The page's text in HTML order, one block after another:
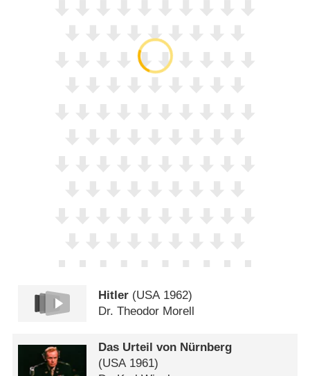
Hitler (USA1962)
Dr. Theodor Morell
Das Urteil von Nürnberg
(USA1961)